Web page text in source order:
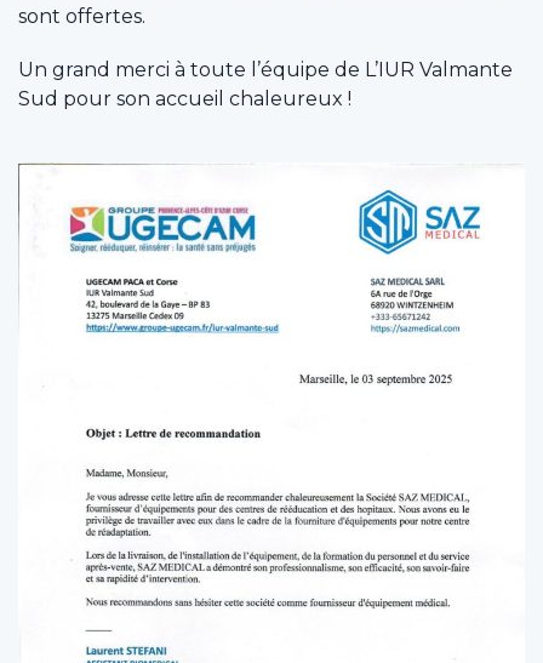
sont offertes.
Un grand merci à toute l’équipe de L’IUR Valmante
Sud pour son accueil chaleureux !